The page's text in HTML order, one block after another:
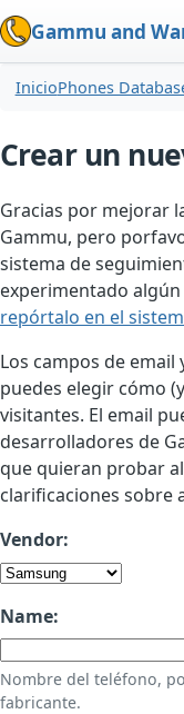
Gammu and
InicioPhones
Crear un
Gracias por mejorar
Gammu, pero
sistema de
experimentado
repórtalo en el
Los campos de
puedes elegir cómo
visitantes. El email
desarrolladores de
que quieran probar
clarificaciones sobre
Vendor:
Name:
Nombre del teléfono,
fabricante.